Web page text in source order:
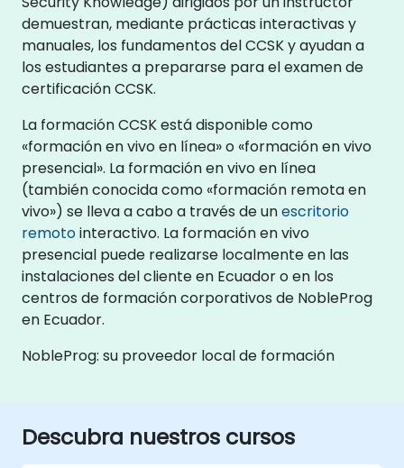
demuestran, mediante prácticas interactivas y
manuales, los fundamentos del CCSK y ayudan a
los estudiantes a prepararse para el examen de
certificación CCSK.
La formación CCSK está disponible como
«formación en vivo en línea» o «formación en vivo
presencial». La formación en vivo en línea
(también conocida como «formación remota en
vivo») se lleva a cabo a través de unescritorio
remotointeractivo. La formación en vivo
presencial puede realizarse localmente en las
instalaciones del cliente en Ecuador o en los
centros de formación corporativos de NobleProg
en Ecuador.
NobleProg: su proveedor local de formación
Descubra nuestros cursos